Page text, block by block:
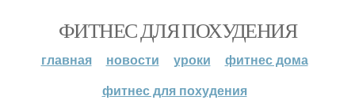
ФИТНЕС ДЛЯ ПОХУДЕНИЯ
главная новости уроки
фитнес дома
фитнес для похудения